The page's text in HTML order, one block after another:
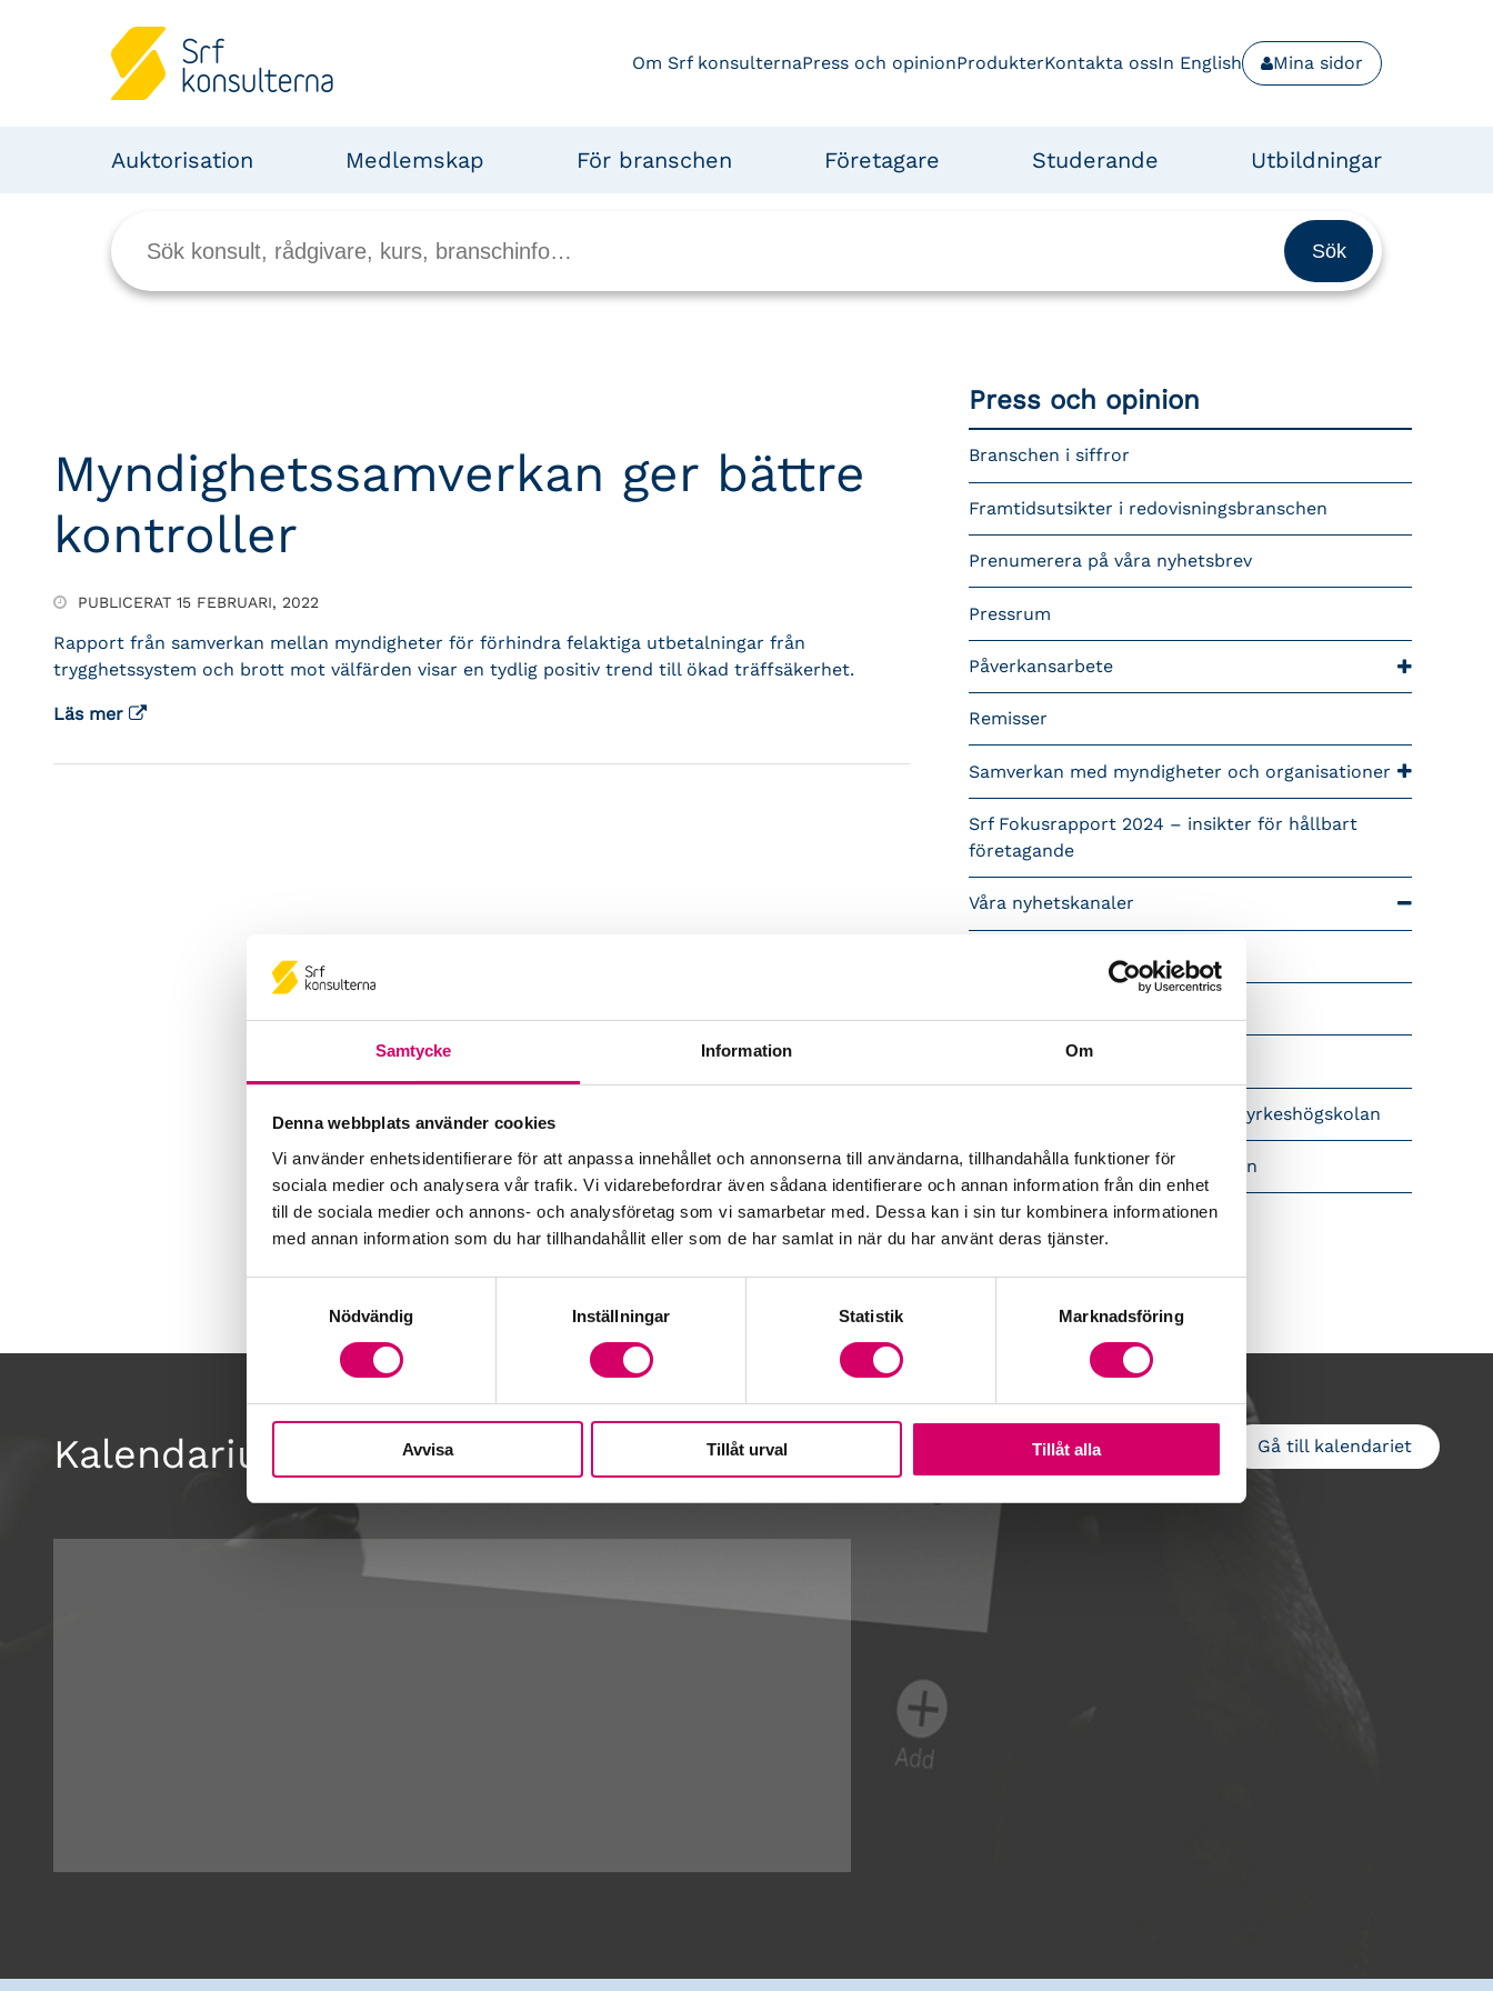
Samtycke Information Om
Denna webbplats använder cookies
Vi använder enhetsidentifierare för att anpassa innehållet och annonserna till användarna, tillhandahålla funktioner för
sociala medier och analysera vår trafik. Vi vidarebefordrar även sådana identifierare och annan information från din enhet
till de sociala medier och annons- och analysföretag som vi samarbetar med. Dessa kan i sin tur kombinera informationen
med annan information som du har tillhandahållit eller som de har samlat in när du har använt deras tjänster.
Nödvändig
Inställningar Statistik Marknadsföring
Avvisa Tillåt urval Tillåt alla
Om Srf konsulternaPress och opinionProdukterKontakta ossIn English Mina sidor
Auktorisation Medlemskap För branschen Företagare Studerande Utbildningar
Myndighetssamverkan ger bättre
kontroller
PUBLICERAT 15 FEBRUARI, 2022
Rapport från samverkan mellan myndigheter för förhindra felaktiga utbetalningar från
trygghetssystem och brott mot välfärden visar en tydlig positiv trend till ökad träffsäkerhet.
Läs mer
Press och opinion
Branschen i siffror
Framtidsutsikter i redovisningsbranschen
Prenumerera på våra nyhetsbrev
Pressrum
Påverkansarbete
Remisser
Samverkan med myndigheter och organisationer
Srf Fokusrapport 2024 – insikter för hållbart
företagande
Våra nyhetskanaler
Tidningen Konsulten
Följ oss i sociala medier
Öppet brev till Myndigheten för yrkeshögskolan
Framtidsutsikter i lönebranschen
Kalendarium Gå till kalendariet
Lägg till i kalender